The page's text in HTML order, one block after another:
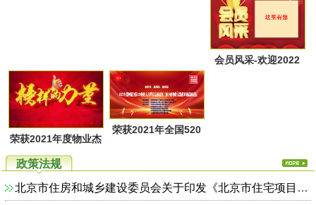
物业经理人分会的圣
火，开启了旅居养老
的融合新思路！
会员风采-欢迎2022
荣获2021年度物业杰
出职业经理人系列活
动评选名单
荣获2021年全国520
列评选名单
政策法规
北京市住房和城乡建设委员会关于印发《北京市住宅项目物业服务综合监管实施方案（试行）》的通知